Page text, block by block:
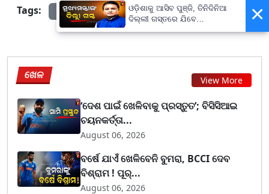
Tags:
prameyanews7
ଖେଳ View More
‘ଦେଶ ପାଇଁ ଖେଳିବାକୁ ପ୍ରସ୍ତୁତ’; ବିସିସିଆଇ
ଚୟନକର୍ତ୍ତା...
August 06, 2026
ବର୍ଷେ ଯାଏଁ ଖେଳିବେନି ବୁମରା, BCCI ଦେବ
ବିଶ୍ରାମ ! ପୂର୍...
August 06, 2026
×
ଓଡ଼ିଶାକୁ ଆସିବ ପୁଞ୍ଜି, ତିନିଦିନିଆ
ଦିଲ୍ଲୀ ଗସ୍ତରେ ଯିବେ
ମୁଖ୍ୟମନ୍ତ୍ରୀ ମୋହନ ମାଝୀ